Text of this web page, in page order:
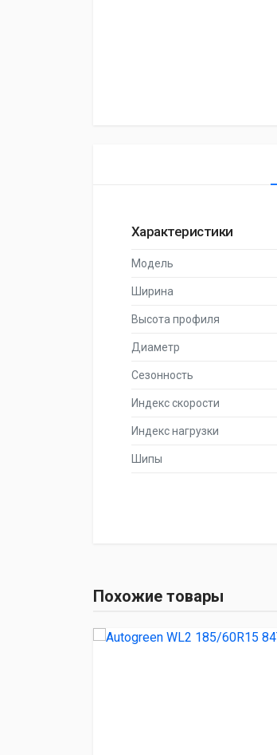
Характеристики
Модель
Ширина
Высота профиля
Диаметр
Сезонность
Индекс скорости
Индекс нагрузки
Шипы
Похожие товары